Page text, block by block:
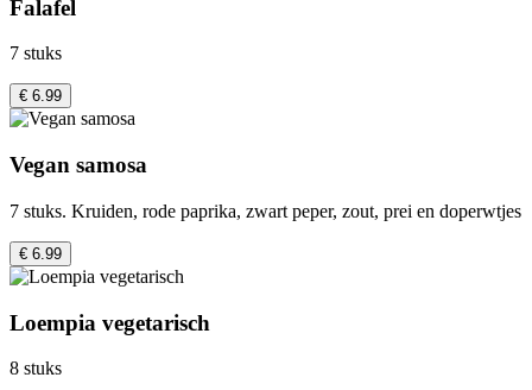
Falafel
7 stuks
€ 6.99
Vegan samosa
7 stuks. Kruiden, rode paprika, zwart peper, zout, prei en doperwtjes
€ 6.99
Loempia vegetarisch
8 stuks